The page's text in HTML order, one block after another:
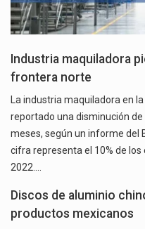
Industria maquiladora
frontera norte
La industria maquiladora en
reportado una disminución
meses, según un informe del
cifra representa el 10% de
2022.…
Discos de aluminio
productos mexicanos